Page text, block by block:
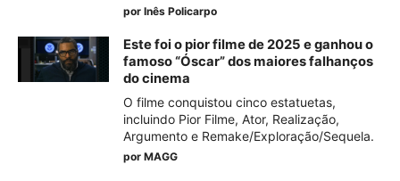
por Inês Policarpo
Este foi o pior filme de 2025 e ganhou o
famoso “Óscar” dos maiores falhanços
do cinema
O filme conquistou cinco estatuetas,
incluindo Pior Filme, Ator, Realização,
Argumento e Remake/Exploração/Sequela.
por MAGG